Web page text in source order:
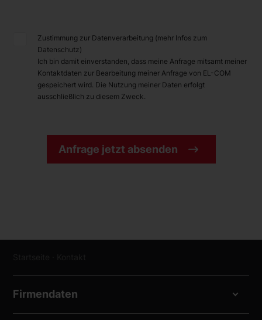
Zustimmung zur Datenverarbeitung (mehr Infos zum
Datenschutz)
Ich bin damit einverstanden, dass meine Anfrage mitsamt meiner
Kontaktdaten zur Bearbeitung meiner Anfrage von EL-COM
gespeichert wird. Die Nutzung meiner Daten erfolgt
ausschließlich zu diesem Zweck.
Anfrage jetzt absenden
Firmendaten